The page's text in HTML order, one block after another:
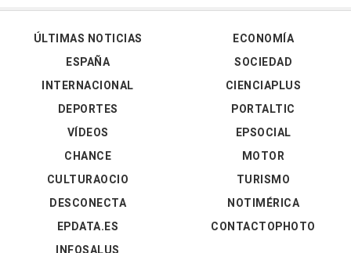
ÚLTIMAS NOTICIAS
ESPAÑA
INTERNACIONAL
DEPORTES
VÍDEOS
ECONOMÍA
SOCIEDAD
CIENCIAPLUS
PORTALTIC
EPSOCIAL
CHANCE
CULTURAOCIO
DESCONECTA
EPDATA.ES
MOTOR
TURISMO
NOTIMÉRICA
CONTACTOPHOTO